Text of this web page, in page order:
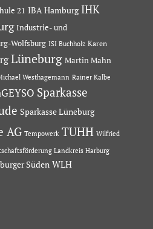
21 IBA Hamburg IHK
Industrie- und
Wolfsburg ISI Buchholz Karen
Lüneburg Martin Mahn
Westhagemann Rainer Kalbe
Sparkasse
Sparkasse Lüneburg
AG Tempowerk TUHH Wilfried
Landkreis Harburg
Süden WLH